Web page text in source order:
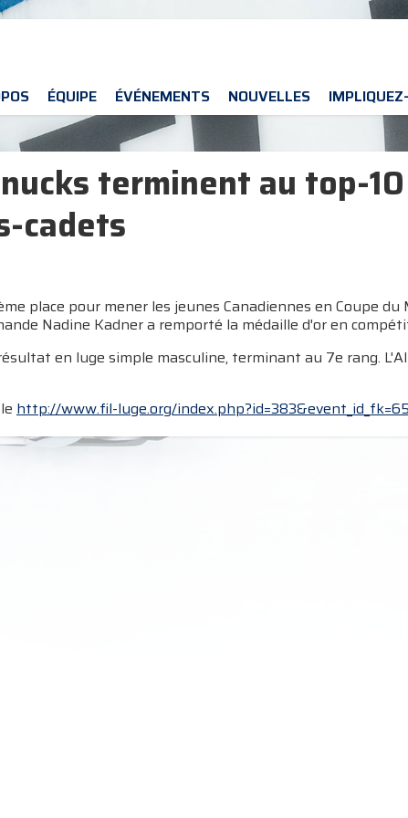
ÉQUIPE ÉVÉNEMENTS NOUVELLES
terminent au top-
cadets
place pour mener les jeunes Canadiennes en Coupe
Nadine Kadner a remporté la médaille d'or en
en luge simple masculine, terminant au 7e rang.
http://www.fil-luge.org/